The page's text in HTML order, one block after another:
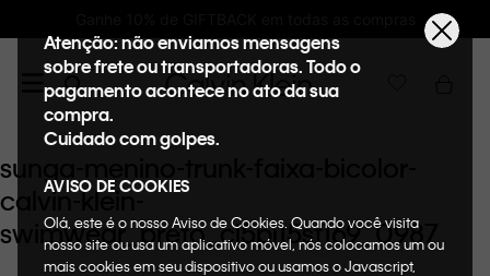
Atenção: não enviamos mensagens
sobre frete ou transportadoras. Todo o
pagamento acontece no ato da sua
compra.
Cuidado com golpes.
AVISO DE COOKIES
Olá, este é o nosso Aviso de Cookies. Quando você visita
nosso site ou usa um aplicativo móvel, nós colocamos um ou
mais cookies em seu dispositivo ou usamos o Javascript,
sunga-menino-trunk-faixa-bicolor-
calvin-klein-
swimwear_preto_cj5pj15st169_0987